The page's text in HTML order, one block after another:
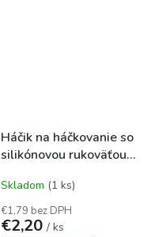
Háčik na háčkovanie so
silikónovou rukoväťou
Skladom (1 ks)
€1,79 bez DPH
€2,20 / ks